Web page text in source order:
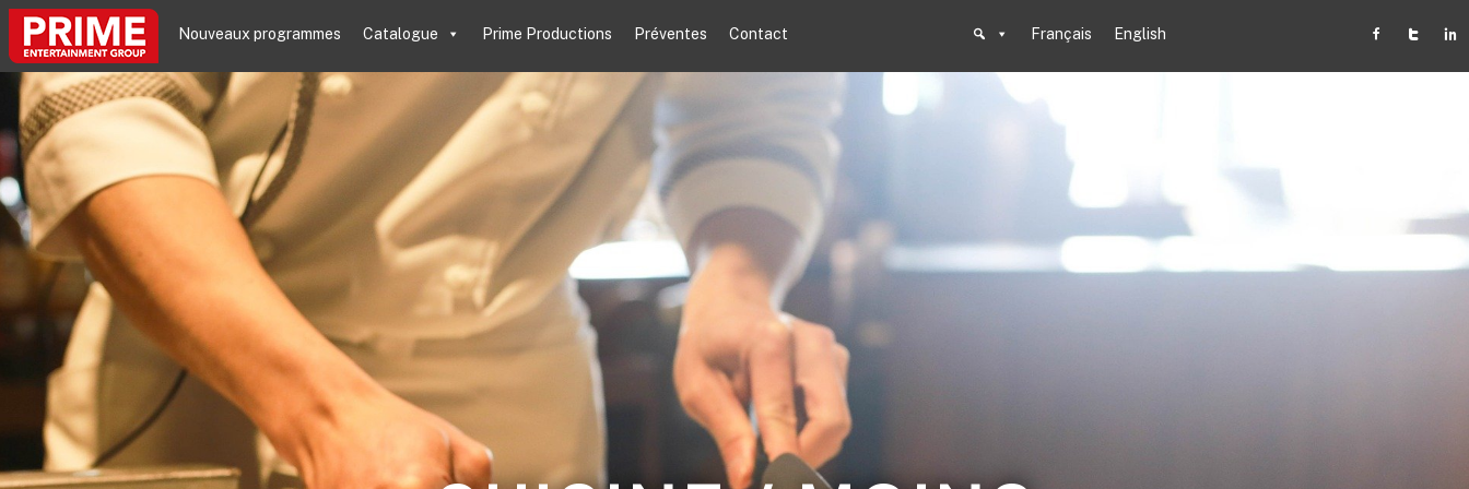
Nouveaux programmes Catalogue Prime Productions Préventes Contact Français English